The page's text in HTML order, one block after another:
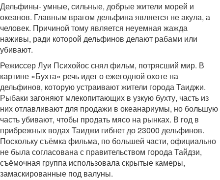
Дельфины- умные, сильные, добрые жители морей и
океанов. Главным врагом дельфина является не акула, а
человек. Причиной тому является неуемная жажда
наживы, ради которой дельфинов делают рабами или
убивают.
Режиссер Луи Психойос снял фильм, потрясший мир. В
картине «Бухта» речь идет о ежегодной охоте на
дельфинов, которую устраивают жители города Таиджи.
Рыбаки загоняют млекопитающих в узкую бухту, часть из
них отлавливают для продажи в океанариумы, но большую
часть убивают, чтобы продать мясо на рынках. В год в
прибрежных водах Таиджи гибнет до 23000 дельфинов.
Поскольку съёмка фильма, по большей части, официально
не была согласована с правительством города Тайдзи,
съёмочная группа использовала скрытые камеры,
замаскированные под валуны.